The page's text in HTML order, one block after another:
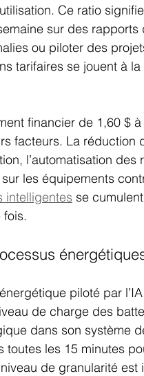
Ce ratio
sur des
ou piloter des
tarifaires se jouent à
financier de 1,60 $
facteurs. La réduction
l’automatisation
les équipements
intelligentes se
fois.
piloté par
de charge des
dans son système
toutes les 15 minutes
de granularité